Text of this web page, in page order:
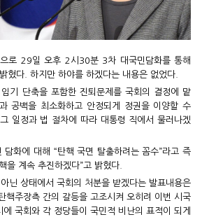
로 29일 오후 2시30분 3차 대국민담화를 통해
혔다. 하지만 하야를 하겠다는 내용은 없었다.
기 단축을 포함한 진퇴문제를 국회의 결정에 맡
공백을 최소화하고 안정되게 정권을 이양할 수
일정과 법 절차에 따라 대통령 직에서 물러나겠
담화에 대해 “탄핵 국면 탈출하려는 꼼수”라고 즉
을 계속 추진하겠다”고 밝혔다.
닌 상태에서 국회의 처분을 받겠다는 발표내용은
핵주장측 간의 갈등을 고조시켜 오히려 이번 시국
국회와 각 정당들이 국민적 비난의 표적이 되게